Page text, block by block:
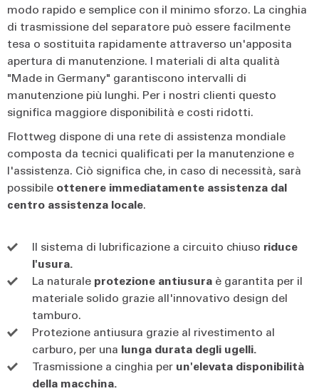
modo rapido e semplice con il minimo sforzo. La cinghia
di trasmissione del separatore può essere facilmente
tesa o sostituita rapidamente attraverso un'apposita
apertura di manutenzione. I materiali di alta qualità
"Made in Germany" garantiscono intervalli di
manutenzione più lunghi. Per i nostri clienti questo
significa maggiore disponibilità e costi ridotti.
Flottweg dispone di una rete di assistenza mondiale
composta da tecnici qualificati per la manutenzione e
l'assistenza. Ciò significa che, in caso di necessità, sarà
possibile ottenere immediatamente assistenza dal
centro assistenza locale.
Il sistema di lubrificazione a circuito chiuso riduce
l'usura.
La naturale protezione antiusura è garantita per il
materiale solido grazie all'innovativo design del
tamburo.
Protezione antiusura grazie al rivestimento al
carburo, per una lunga durata degli ugelli.
Trasmissione a cinghia per un'elevata disponibilità
della macchina.